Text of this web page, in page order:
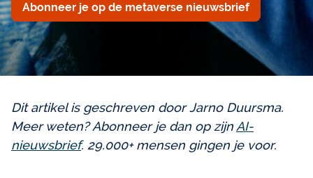
Abonneer je op de metaverse nieuwsbrief
Dit artikel is geschreven door Jarno Duursma.
Meer weten? Abonneer je dan op zijn AI-
nieuwsbrief. 29.000+ mensen gingen je voor.